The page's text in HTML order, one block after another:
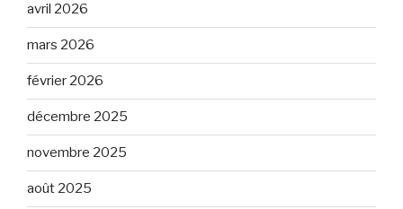
avril 2026
mars 2026
février 2026
décembre 2025
novembre 2025
août 2025